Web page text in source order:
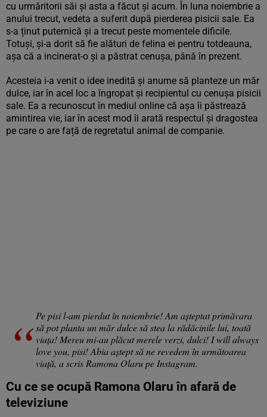
cu urmăritorii săi și asta a făcut și acum. În luna noiembrie a
anului trecut, vedeta a suferit după pierderea pisicii sale. Ea
s-a ținut puternică și a trecut peste momentele dificile.
Totuși, și-a dorit să fie alături de felina ei pentru totdeauna,
așa că a incinerat-o și a păstrat cenușa, până în prezent.
Acesteia i-a venit o idee inedită și anume să planteze un măr
dulce, iar în acel loc a îngropat și recipientul cu cenușa pisicii
sale. Ea a recunoscut în mediul online că așa îi păstrează
amintirea vie, iar în acest mod îi arată respectul și dragostea
pe care o are față de regretatul animal de companie.
Pe pisi l-am pierdut în noiembrie! Am așteptat primăvara
să pot planta un măr dulce să stea la rădăcinile lui, toată
viața! Mereu mi-au plăcut merele verzi, dulci! I will always
love you, pisi! Abia aștept să ne revedem în următoarea
viață, a scris Ramona Olaru pe Instagram.
Cu ce se ocupă Ramona Olaru în afară de
televiziune